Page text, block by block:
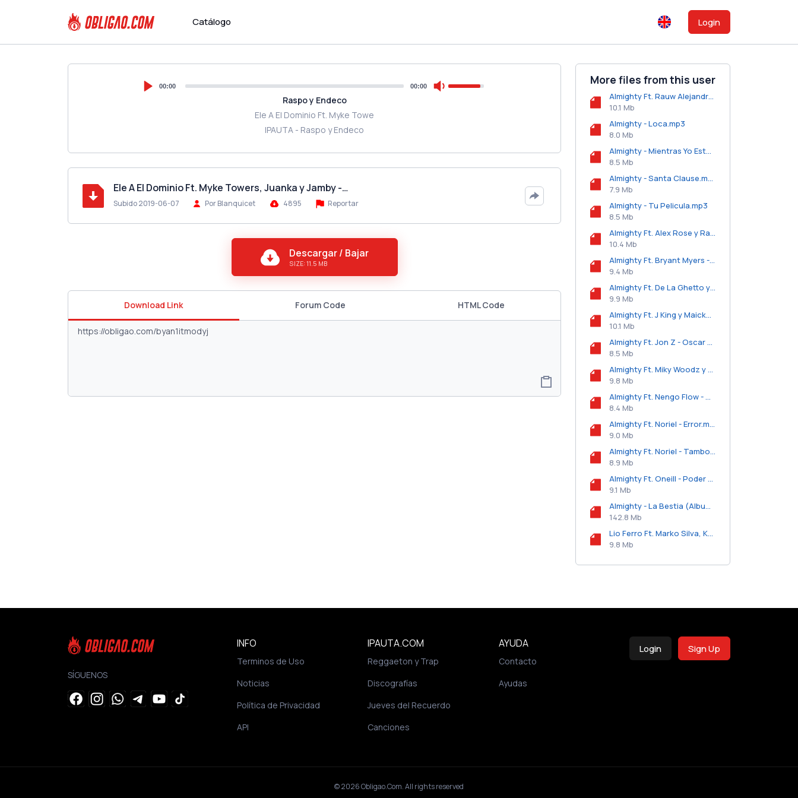
Catálogo Login
00:00 00:00
Raspo y Endeco
Ele A El Dominio Ft. Myke Towe
IPAUTA - Raspo y Endeco
Ele A El Dominio Ft. Myke Towers, Juanka y Jamby -…
Subido 2019-06-07 Por Blanquicet 4895 Reportar
Descargar / Bajar
SIZE: 11.5 MB
Download Link Forum Code HTML Code
More files from this user
Almighty Ft. Rauw Alejandro, Lyanno y Myke Towers - Abusadora.mp3
10.1 Mb
Almighty - Loca.mp3
8.0 Mb
Almighty - Mientras Yo Este Aqui.mp3
8.5 Mb
Almighty - Santa Clause.mp3
7.9 Mb
Almighty - Tu Pelicula.mp3
8.5 Mb
Almighty Ft. Alex Rose y Rafa Pabon - Location.mp3
10.4 Mb
Almighty Ft. Bryant Myers - En El Carro.mp3
9.4 Mb
Almighty Ft. De La Ghetto y Cosculluela - Siempre Esta Conmigo (Remix).mp3
9.9 Mb
Almighty Ft. J King y Maicke Casiano - De Bichote.mp3
10.1 Mb
Almighty Ft. Jon Z - Oscar De La Hoya.mp3
8.5 Mb
Almighty Ft. Miky Woodz y Juhn - Ley De Vida.mp3
9.8 Mb
Almighty Ft. Nengo Flow - TBT.mp3
8.4 Mb
Almighty Ft. Noriel - Error.mp3
9.0 Mb
Almighty Ft. Noriel - Tambor.mp3
8.9 Mb
Almighty Ft. Oneill - Poder y Pauta.mp3
9.1 Mb
Almighty - La Bestia (Album) (2019).zip
142.8 Mb
Lio Ferro Ft. Marko Silva, Karen Méndez y Snova - Que Te Enamore.mp3
9.8 Mb
SÍGUENOS
INFO
Terminos de Uso
Noticias
Política de Privacidad
API
IPAUTA.COM
Reggaeton y Trap
Discografías
Jueves del Recuerdo
Canciones
AYUDA
Contacto
Ayudas
Login Sign Up
© 2026Obligao.Com. All rights reserved